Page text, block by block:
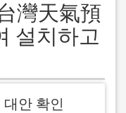
灣天氣預
설치하고
안 확인